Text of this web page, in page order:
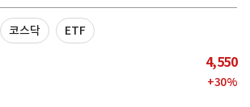
코스닥 ETF
4,550
+30%